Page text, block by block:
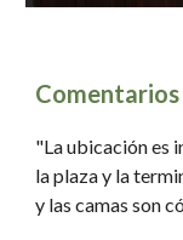
"La ubicación es
la plaza y la
y las camas son